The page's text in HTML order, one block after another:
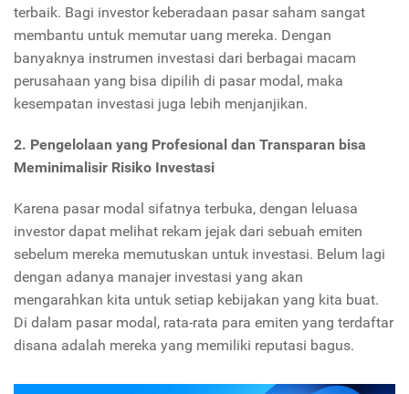
terbaik. Bagi investor keberadaan pasar saham sangat
membantu untuk memutar uang mereka. Dengan
banyaknya instrumen investasi dari berbagai macam
perusahaan yang bisa dipilih di pasar modal, maka
kesempatan investasi juga lebih menjanjikan.
2. Pengelolaan yang Profesional dan Transparan bisa
Meminimalisir Risiko Investasi
Karena pasar modal sifatnya terbuka, dengan leluasa
investor dapat melihat rekam jejak dari sebuah emiten
sebelum mereka memutuskan untuk investasi. Belum lagi
dengan adanya manajer investasi yang akan
mengarahkan kita untuk setiap kebijakan yang kita buat.
Di dalam pasar modal, rata-rata para emiten yang terdaftar
disana adalah mereka yang memiliki reputasi bagus.